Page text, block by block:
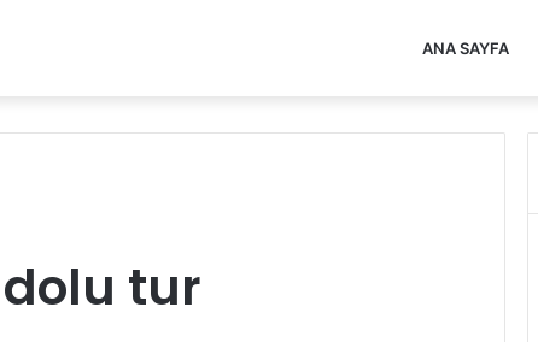
ANA SAYFA
tur